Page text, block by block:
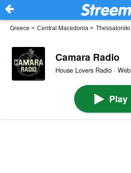
Greece > Central Macedonia > Thessaloniki
Camara Radio
House Lovers Radio · Web
Play